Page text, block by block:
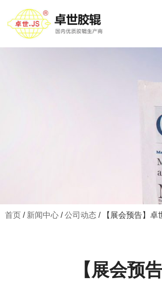
首页 / 新闻中心 /公司动态 / 【展会预告】卓
【展会预